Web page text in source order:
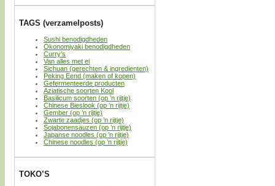
TAGS (verzamelposts)
Sushi benodigdheden
Okonomiyaki benodigdheden
Curry’s
Van alles met ei
Sichuan (gerechten & ingredienten)
Peking Eend (maken of kopen)
Gefermenteerde producten
Aziatische soorten Kool
Basilicum soorten (op ’n rijtje)
Chinese Bieslook (op ’n rijtje)
Gember (op ’n rijtje)
Zwarte zaadjes (op ’n rijtje)
Sojabonensauzen (op ’n rijtje)
Japanse noodles (op ’n rijtje)
Chinese noodles (op ’n rijtje)
TOKO’S